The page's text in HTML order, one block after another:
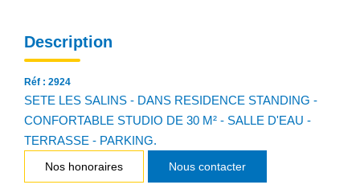
Description
Réf : 2924
SETE LES SALINS - DANS RESIDENCE STANDING -
CONFORTABLE STUDIO DE 30 M² - SALLE D'EAU -
TERRASSE - PARKING.
Nos honoraires Nous contacter